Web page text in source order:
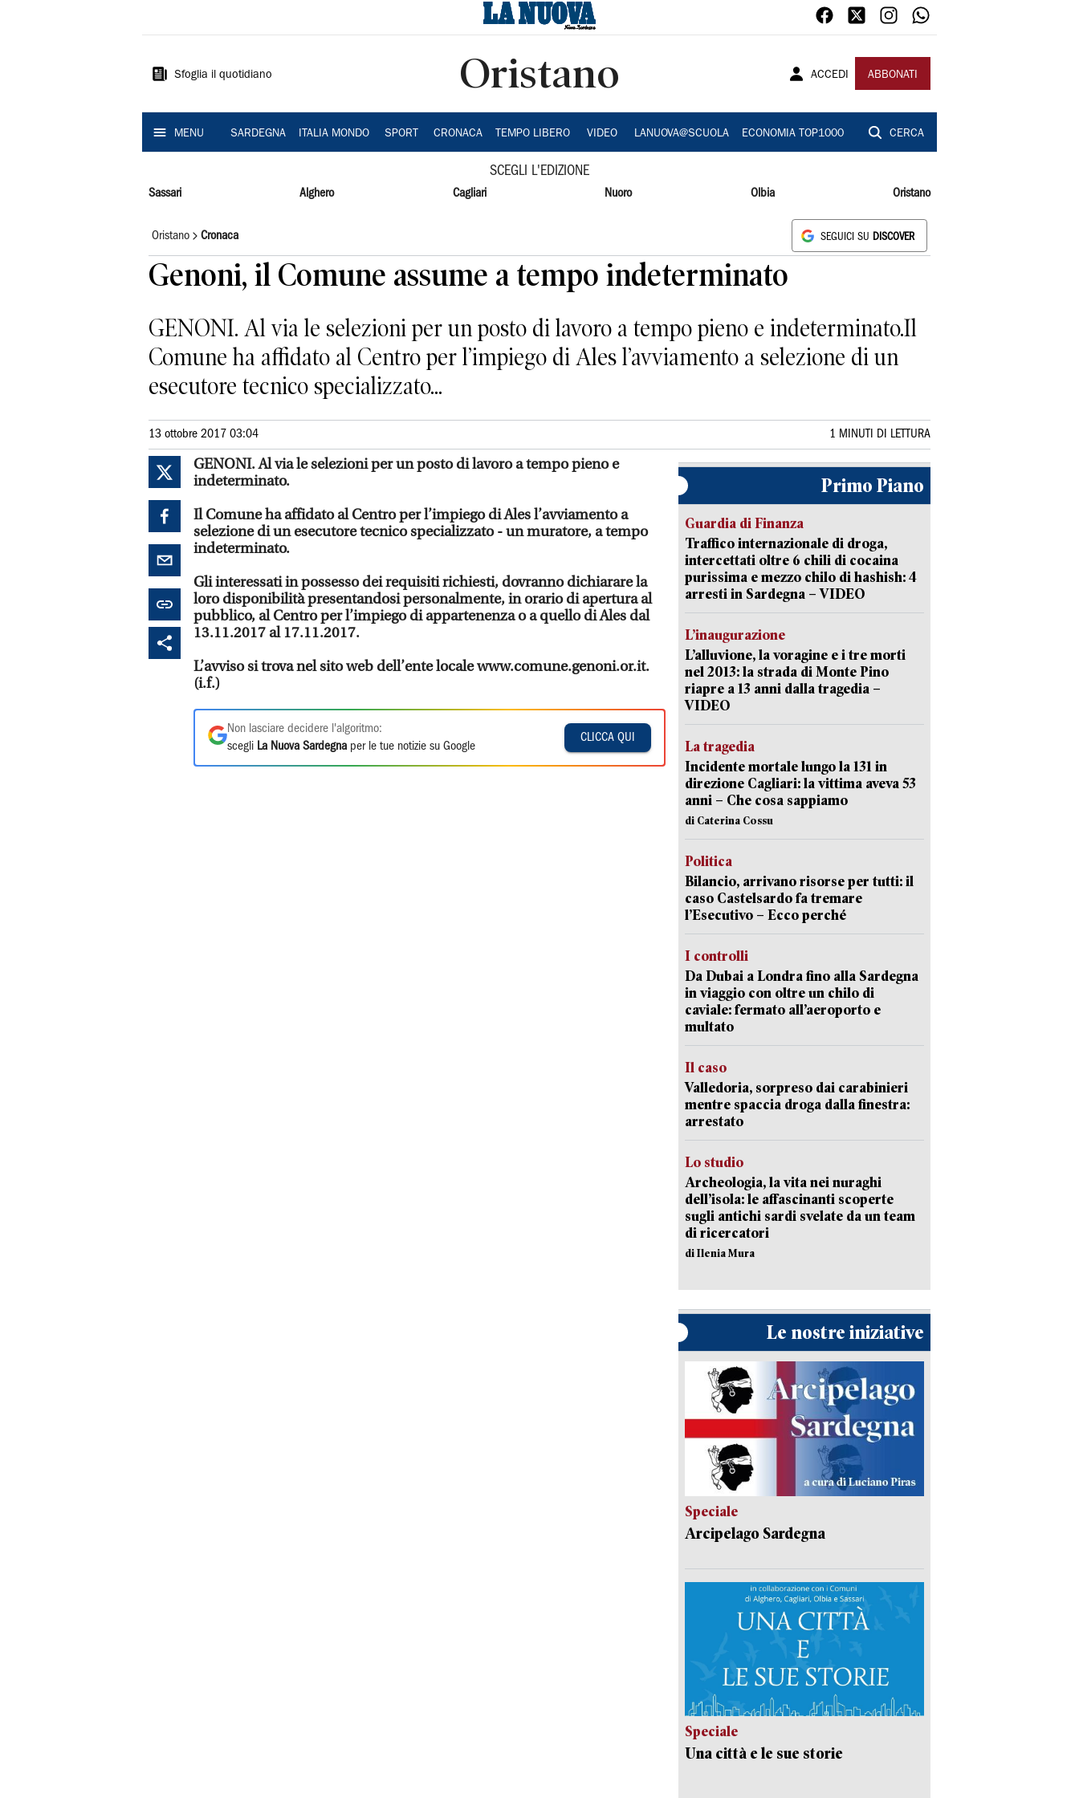
Sardegna
Sfoglia il quotidiano Oristano ACCEDI ABBONATI
MENU SARDEGNA ITALIA MONDO SPORT CRONACA TEMPO LIBERO VIDEO LANUOVA@SCUOLA ECONOMIA TOP1000 CERCA
SCEGLI L'EDIZIONE
Sassari Alghero Cagliari Nuoro Olbia Oristano
Oristano Cronaca SEGUICI SU DISCOVER
Genoni, il Comune assume a tempo indeterminato
GENONI. Al via le selezioni per un posto di lavoro a tempo pieno e indeterminato.Il
Comune ha affidato al Centro per l’impiego di Ales l’avviamento a selezione di un
esecutore tecnico specializzato...
13 ottobre 2017 03:04 1 MINUTI DI LETTURA
GENONI. Al via le selezioni per un posto di lavoro a tempo pieno e
indeterminato.
Il Comune ha affidato al Centro per l’impiego di Ales l’avviamento a
selezione di un esecutore tecnico specializzato - un muratore, a tempo
indeterminato.
Gli interessati in possesso dei requisiti richiesti, dovranno dichiarare la
loro disponibilità presentandosi personalmente, in orario di apertura al
pubblico, al Centro per l’impiego di appartenenza o a quello di Ales dal
13.11.2017 al 17.11.2017.
L’avviso si trova nel sito web dell’ente locale www.comune.genoni.or.it.
(i.f.)
Non lasciare decidere l'algoritmo:
scegli La Nuova Sardegna per le tue notizie su Google
CLICCA QUI
Primo Piano
Guardia di Finanza
Traffico internazionale di droga,
intercettati oltre 6 chili di cocaina
purissima e mezzo chilo di hashish: 4
arresti in Sardegna – VIDEO
L’inaugurazione
L’alluvione, la voragine e i tre morti
nel 2013: la strada di Monte Pino
riapre a 13 anni dalla tragedia –
VIDEO
La tragedia
Incidente mortale lungo la 131 in
direzione Cagliari: la vittima aveva 53
anni – Che cosa sappiamo
di Caterina Cossu
Politica
Bilancio, arrivano risorse per tutti: il
caso Castelsardo fa tremare
l’Esecutivo – Ecco perché
I controlli
Da Dubai a Londra fino alla Sardegna
in viaggio con oltre un chilo di
caviale: fermato all’aeroporto e
multato
Il caso
Valledoria, sorpreso dai carabinieri
mentre spaccia droga dalla finestra:
arrestato
Lo studio
Archeologia, la vita nei nuraghi
dell’isola: le affascinanti scoperte
sugli antichi sardi svelate da un team
di ricercatori
di Ilenia Mura
Le nostre iniziative
Speciale
Arcipelago Sardegna
Speciale
Una città e le sue storie